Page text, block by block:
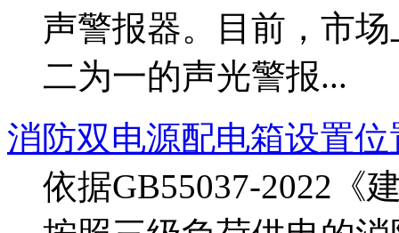
声警报器。目前，市
二为一的声光警报...
消防双电源配电箱设置位
依据GB55037-2022《